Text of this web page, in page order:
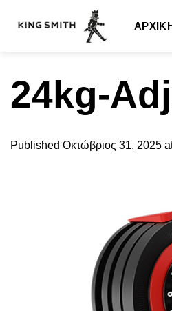
24kg-
Published Οκτώβριος 31, 2025